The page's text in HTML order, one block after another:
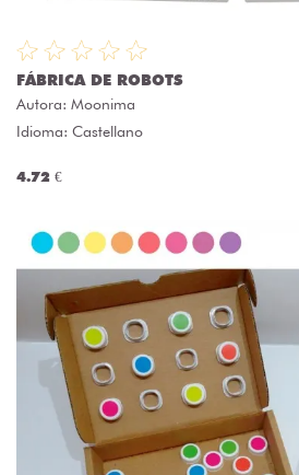
FÁBRICA DE ROBOTS
Autora: Moonima
Idioma: Castellano
4.72 €